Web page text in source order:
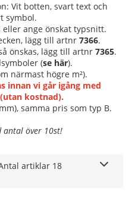
Vit botten, svart text och
symbol.
eller ange önskat typsnitt.
lägg till artnr 7366.
önskas, lägg till artnr 7365.
(se här).
närmast högre m²).
innan vi går igång med
kostnad).
samma pris som typ B.
antal över 10st!
artiklar 18